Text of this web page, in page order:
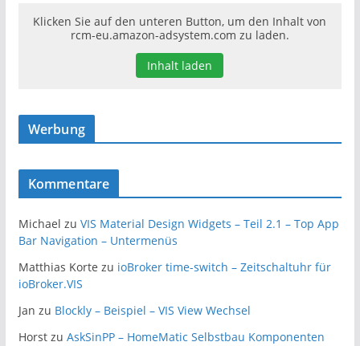
Klicken Sie auf den unteren Button, um den Inhalt von
rcm-eu.amazon-adsystem.com zu laden.
Inhalt laden
Werbung
Kommentare
Michael zu VIS Material Design Widgets – Teil 2.1 – Top App
Bar Navigation – Untermenüs
Matthias Korte zu ioBroker time-switch – Zeitschaltuhr für
ioBroker.VIS
Jan zu Blockly – Beispiel – VIS View Wechsel
Horstzu AskSinPP – HomeMatic Selbstbau Komponenten